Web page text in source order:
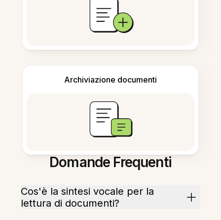
Archiviazione documenti
Domande Frequenti
Cos'è la sintesi vocale per la
lettura di documenti?